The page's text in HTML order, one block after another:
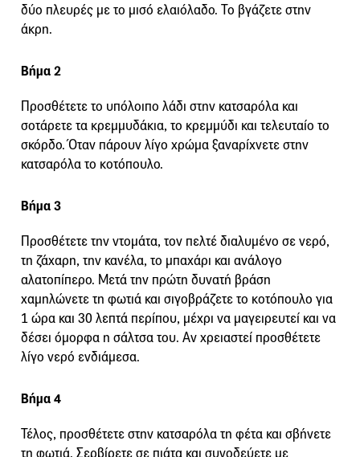
δύο πλευρές με το μισό ελαιόλαδο. Το βγάζετε στην
άκρη.
Βήμα 2
Προσθέτετε το υπόλοιπο λάδι στην κατσαρόλα και
σοτάρετε τα κρεμμυδάκια, το κρεμμύδι και τελευταίο το
σκόρδο. Όταν πάρουν λίγο χρώμα ξαναρίχνετε στην
κατσαρόλα το κοτόπουλο.
Βήμα 3
Προσθέτετε την ντομάτα, τον πελτέ διαλυμένο σε νερό,
τη ζάχαρη, την κανέλα, το μπαχάρι και ανάλογο
αλατοπίπερο. Μετά την πρώτη δυνατή βράση
χαμηλώνετε τη φωτιά και σιγοβράζετε το κοτόπουλο για
1 ώρα και 30 λεπτά περίπου, μέχρι να μαγειρευτεί και να
δέσει όμορφα η σάλτσα του. Αν χρειαστεί προσθέτετε
λίγο νερό ενδιάμεσα.
Βήμα 4
Τέλος, προσθέτετε στην κατσαρόλα τη φέτα και σβήνετε
τη φωτιά. Σερβίρετε σε πιάτα και συνοδεύετε με